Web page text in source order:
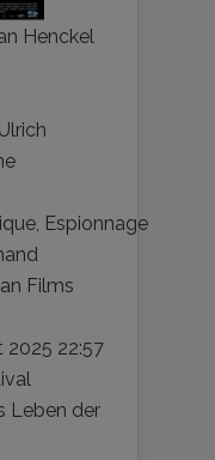
Henckel
Ulrich
, Espionnage
Films
2025 22:57
Leben der